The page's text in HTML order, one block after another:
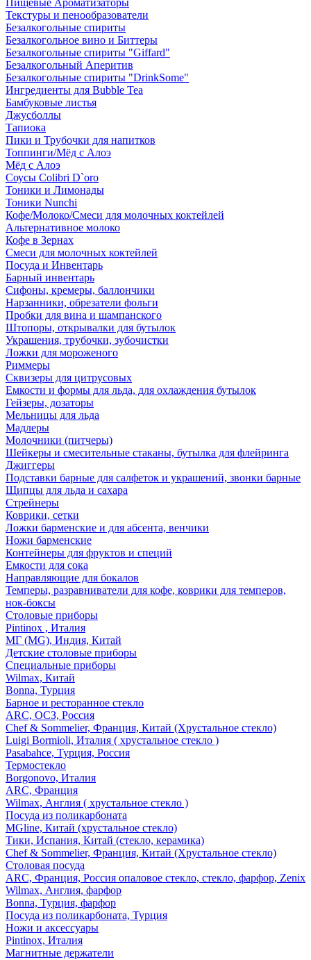
Пищевые Ароматизаторы
Текстуры и пенообразователи
Безалкогольные спириты
Безалкогольное вино и Биттеры
Безалкогольные спириты "Giffard"
Безалкогольный Аперитив
Безалкогольные спириты "DrinkSome"
Ингредиенты для Bubble Tea
Бамбуковые листья
Джусболлы
Тапиока
Пики и Трубочки для напитков
Топпинги/Мёд с Алоэ
Мёд с Алоэ
Соусы Colibri D`oro
Тоники и Лимонады
Тоники Nunchi
Кофе/Молоко/Смеси для молочных коктейлей
Альтернативное молоко
Кофе в Зернах
Смеси для молочных коктейлей
Посуда и Инвентарь
Барный инвентарь
Сифоны, кремеры, баллончики
Нарзанники, обрезатели фольги
Пробки для вина и шампанского
Штопоры, открывалки для бутылок
Украшения, трубочки, зубочистки
Ложки для мороженого
Риммеры
Сквизеры для цитрусовых
Емкости и формы для льда, для охлаждения бутылок
Гейзеры, дозаторы
Мельницы для льда
Мадлеры
Молочники (питчеры)
Шейкеры и смесительные стаканы, бутылка для флейринга
Джиггеры
Подставки барные для салфеток и украшений, звонки барные
Щипцы для льда и сахара
Стрейнеры
Коврики, сетки
Ложки барменские и для абсента, венчики
Ножи барменские
Контейнеры для фруктов и специй
Емкости для сока
Направляющие для бокалов
Темперы, разравниватели для кофе, коврики для темперов,
нок-боксы
Столовые приборы
Pintinox , Италия
МГ (MG), Индия, Китай
Детские столовые приборы
Специальные приборы
Wilmax, Китай
Bonna, Турция
Барное и ресторанное стекло
ARC, ОСЗ, Россия
Chef & Sommelier, Франция, Китай (Хрустальное стекло)
Luigi Bormioli, Италия ( хрустальное стекло )
Pasabahce, Турция, Россия
Термостекло
Borgonovo, Италия
ARC, Франция
Wilmax, Англия ( хрустальное стекло )
Посуда из поликарбоната
MGline, Китай (хрустальное стекло)
Тики, Испания, Китай (стекло, керамика)
Chef & Sommelier, Франция, Китай (Хрустальное стекло)
Столовая посуда
ARC, Франция, Россия опаловое стекло, стекло, фарфор, Zenix
Wilmax, Англия, фарфор
Bonna, Турция, фарфор
Посуда из поликарбоната, Турция
Ножи и аксессуары
Pintinox, Италия
Магнитные держатели